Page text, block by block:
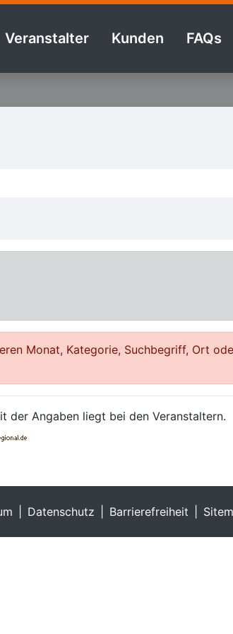
Veranstalter Kunden FAQs
Monat, Kategorie, Suchbegriff, Ort
der Angaben liegt bei den Veranstaltern.
Datenschutz Barrierefreiheit